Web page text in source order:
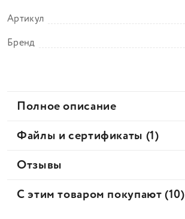
Артикул
Бренд
Полное описание
Файлы и сертификаты (1)
Отзывы
С этим товаром покупают (10)